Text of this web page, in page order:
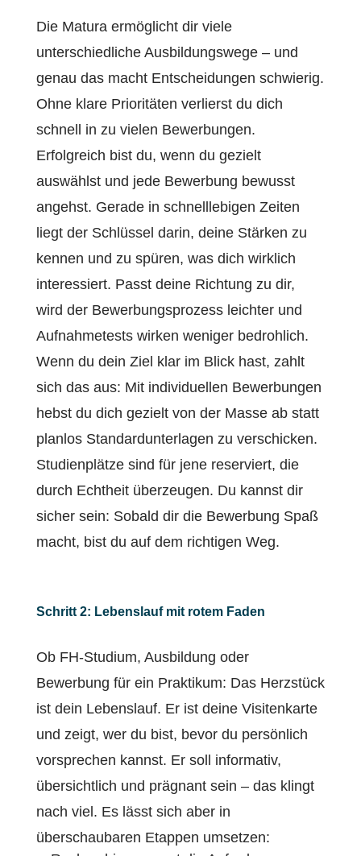
Die Matura ermöglicht dir viele
unterschiedliche Ausbildungswege – und
genau das macht Entscheidungen schwierig.
Ohne klare Prioritäten verlierst du dich
schnell in zu vielen Bewerbungen.
Erfolgreich bist du, wenn du gezielt
auswählst und jede Bewerbung bewusst
angehst. Gerade in schnelllebigen Zeiten
liegt der Schlüssel darin, deine Stärken zu
kennen und zu spüren, was dich wirklich
interessiert. Passt deine Richtung zu dir,
wird der Bewerbungsprozess leichter und
Aufnahmetests wirken weniger bedrohlich.
Wenn du dein Ziel klar im Blick hast, zahlt
sich das aus: Mit individuellen Bewerbungen
hebst du dich gezielt von der Masse ab statt
planlos Standardunterlagen zu verschicken.
Studienplätze sind für jene reserviert, die
durch Echtheit überzeugen. Du kannst dir
sicher sein: Sobald dir die Bewerbung Spaß
macht, bist du auf dem richtigen Weg.
Schritt 2: Lebenslauf mit rotem Faden
Ob FH-Studium, Ausbildung oder
Bewerbung für ein Praktikum: Das Herzstück
ist dein Lebenslauf. Er ist deine Visitenkarte
und zeigt, wer du bist, bevor du persönlich
vorsprechen kannst. Er soll informativ,
übersichtlich und prägnant sein – das klingt
nach viel. Es lässt sich aber in
überschaubaren Etappen umsetzen: